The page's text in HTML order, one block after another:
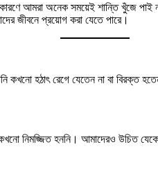
আমরা অনেক সময়েই শান্তি খুঁজে
জীবনে প্রয়োগ করা যেতে পারে।
কখনো হঠাৎ রেগে যেতেন না বা বিরক্ত
নিমজ্জিত হননি। আমাদেরও উচিত